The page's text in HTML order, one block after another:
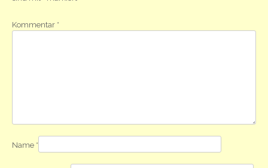
Kommentar *
Name *